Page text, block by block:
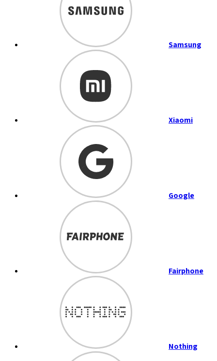
Samsung
Xiaomi
Google
Fairphone
Nothing